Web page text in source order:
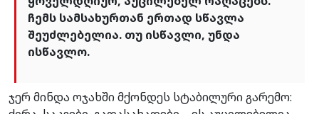
ჩემს სამსახურთან ერთად სწავლა
შეუძლებელია. თუ ისწავლი, უნდა
ისწავლო.
ჯერ მინდა ოჯახში მქონდეს სტაბილური გარემო: